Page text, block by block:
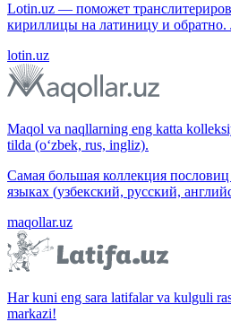
Lotin.uz — поможет
кириллицы на латиницу и обратно.
lotin.uz
Maqol va naqllarning eng katta
tilda (o‘zbek, rus, ingliz).
Самая большая коллекция
языках (узбекский, русский,
maqollar.uz
Har kuni eng sara latifalar va kulguli
markazi!